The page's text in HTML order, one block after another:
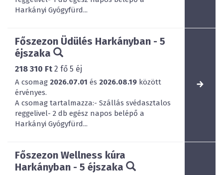
Harkányi Gyógyfürd...
Főszezon Üdülés Harkányban - 5
éjszaka
218 310 Ft 2 fő 5 éj
A csomag 2026.07.01 és 2026.08.19 között
érvényes.
A csomag tartalmazza:- Szállás svédasztalos
reggelivel- 2 db egész napos belépő a
Harkányi Gyógyfürd...
Főszezon Wellness kúra
Harkányban - 5 éjszaka